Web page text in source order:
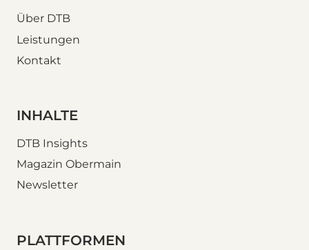
Über DTB
Leistungen
Kontakt
INHALTE
DTB Insights
Magazin Obermain
Newsletter
PLATTFORMEN